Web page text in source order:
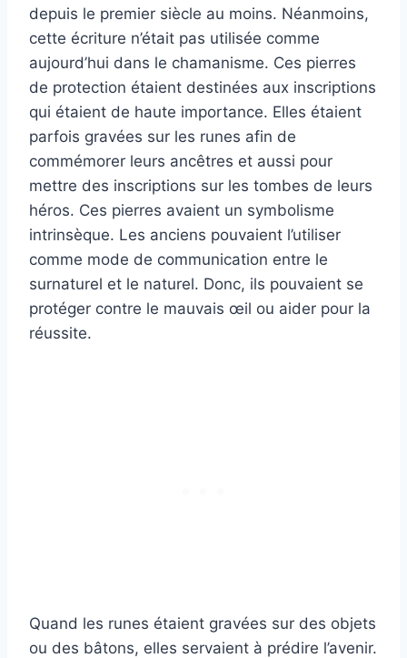
depuis le premier siècle au moins. Néanmoins,
cette écriture n’était pas utilisée comme
aujourd’hui dans le chamanisme. Ces pierres
de protection étaient destinées aux inscriptions
qui étaient de haute importance. Elles étaient
parfois gravées sur les runes afin de
commémorer leurs ancêtres et aussi pour
mettre des inscriptions sur les tombes de leurs
héros. Ces pierres avaient un symbolisme
intrinsèque. Les anciens pouvaient l’utiliser
comme mode de communication entre le
surnaturel et le naturel. Donc, ils pouvaient se
protéger contre le mauvais œil ou aider pour la
réussite.
Quand les runes étaient gravées sur des objets
ou des bâtons, elles servaient à prédire l’avenir.